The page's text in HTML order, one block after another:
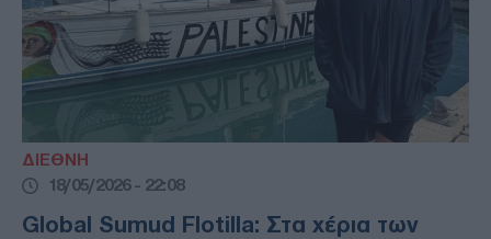
ΔΙΕΘΝΗ
18/05/2026 - 22:08
Global Sumud Flotilla: Στα χέρια των